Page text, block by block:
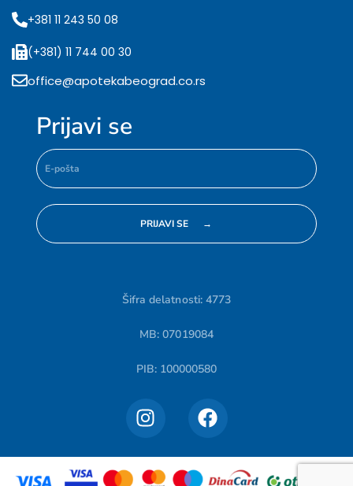
+381 11 243 50 08
(+381) 11 744 00 30
office@apotekabeograd.co.rs
Prijavi se
Šifra delatnosti: 4773
MB: 07019084
PIB: 100000580